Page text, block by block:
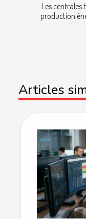
Les centrales
production
Articles